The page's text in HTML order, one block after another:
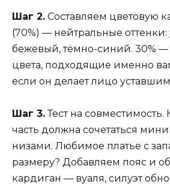
Шаг 2. Составляем цветовую
(70%) — нейтральные
бежевый, тёмно-синий. 30% —
цвета, подходящие именно
если он делает лицо
Шаг 3.Тест на
часть должна сочетаться
низами. Любимое платье с
размеру? Добавляем пояс и
кардиган — вуаля, силуэт